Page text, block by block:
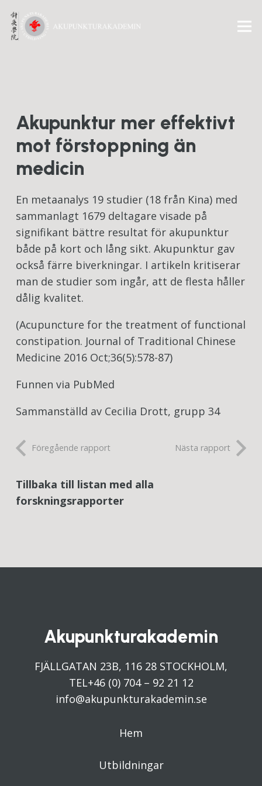
Akupunktur mer effektivt
mot förstoppning än
medicin
En metaanalys 19 studier (18 från Kina) med
sammanlagt 1679 deltagare visade på
signifikant bättre resultat för akupunktur
både på kort och lång sikt. Akupunktur gav
också färre biverkningar. I artikeln kritiserar
man de studier som ingår, att de flesta håller
dålig kvalitet.
(Acupuncture for the treatment of functional
constipation. Journal of Traditional Chinese
Medicine 2016 Oct;36(5):578-87)
Funnen via PubMed
Sammanställd av Cecilia Drott, grupp 34
Föregående rapport Nästa rapport
Tillbaka till listan med alla
forskningsrapporter
Akupunkturakademin
FJÄLLGATAN 23B, 116 28 STOCKHOLM,
TEL+46 (0) 704 – 92 21 12
info@akupunkturakademin.se
Hem
Utbildningar